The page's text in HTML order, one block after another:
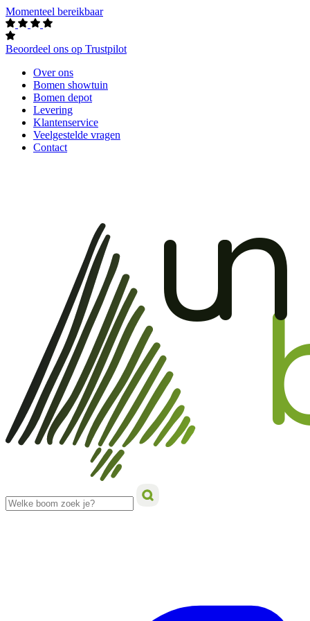
Momenteel bereikbaar
Beoordeel ons op Trustpilot
Over ons
Bomen showtuin
Bomen depot
Levering
Klantenservice
Veelgestelde vragen
Contact
un